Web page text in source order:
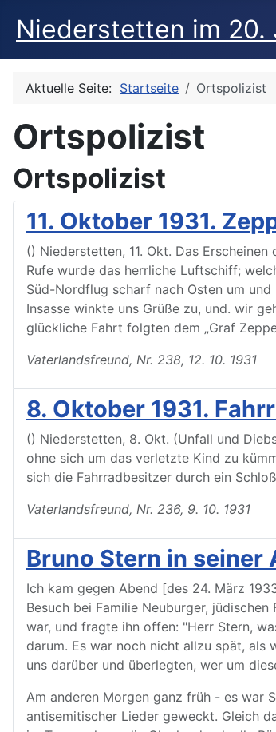
Niederstetten im 20.
Aktuelle Seite: Startseite Ortspolizist
Ortspolizist
Ortspolizist
11. Oktober 1931.
() Niederstetten, 11. Okt. Das
Rufe wurde das herrliche Luftschiff;
Süd-Nordflug scharf nach Osten um
Insasse winkte uns Grüße zu, und. wir
glückliche Fahrt folgten dem „Graf
Vaterlandsfreund, Nr. 238, 12. 10. 1931
8. Oktober 1931.
() Niederstetten, 8. Okt. (Unfall und
ohne sich um das verletzte Kind zu
sich die Fahrradbesitzer durch ein
Vaterlandsfreund, Nr. 236, 9. 10. 1931
Bruno Stern in
Ich kam gegen Abend [des 24. März
Besuch bei Familie Neuburger,
war, und fragte ihn offen: "Herr Stern,
darum. Es war noch nicht allzu spät, als
uns darüber und überlegten, wer um
Am anderen Morgen ganz früh - es war
antisemitischer Lieder geweckt. Gleich